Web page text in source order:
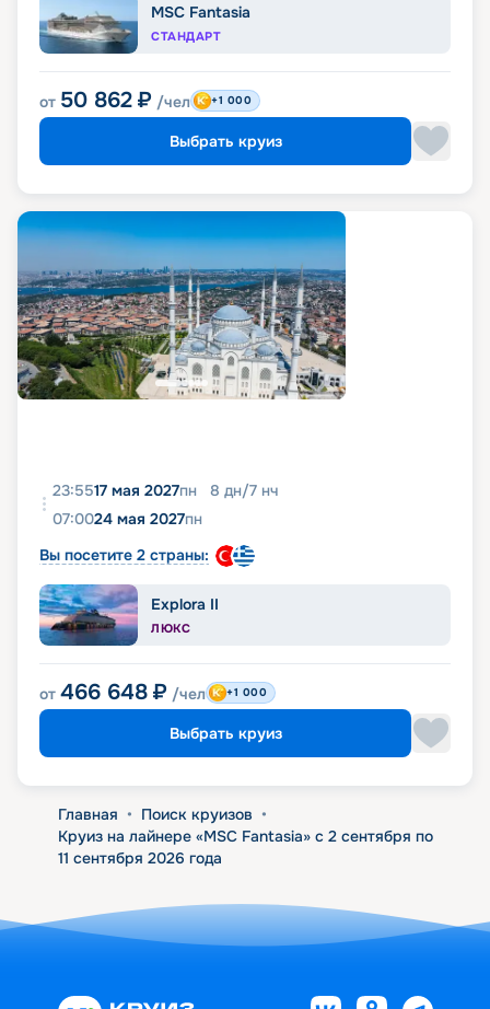
MSC Fantasia
СТАНДАРТ
от 50 862 ₽ /чел +1 000
Выбрать круиз
23:5517 мая 2027пн 8 дн/7 нч
07:0024 мая 2027пн
Вы посетите 2 страны:
Explora II
ЛЮКС
от 466 648 ₽ /чел +1 000
Выбрать круиз
Главная • Поиск круизов •
Круиз на лайнере «MSC Fantasia» с 2 сентября по
11 сентября 2026 года